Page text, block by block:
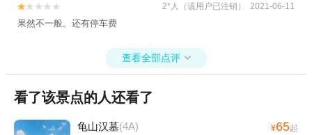

 2*人（该用户已注销） 2021-06-11
果然不一般。还有停车费
查看全部点评 
看了该景点的人还看了
龟山汉墓(4A) ¥65起